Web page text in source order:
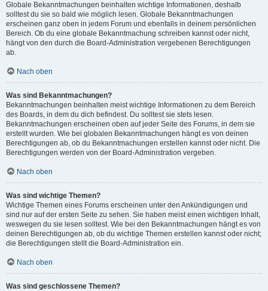
Globale Bekanntmachungen beinhalten wichtige Informationen, deshalb
solltest du sie so bald wie möglich lesen. Globale Bekanntmachungen
erscheinen ganz oben in jedem Forum und ebenfalls in deinem persönlichen
Bereich. Ob du eine globale Bekanntmachung schreiben kannst oder nicht,
hängt von den durch die Board-Administration vergebenen Berechtigungen
ab.
Nach oben
Was sind Bekanntmachungen?
Bekanntmachungen beinhalten meist wichtige Informationen zu dem Bereich
des Boards, in dem du dich befindest. Du solltest sie stets lesen.
Bekanntmachungen erscheinen oben auf jeder Seite des Forums, in dem sie
erstellt wurden. Wie bei globalen Bekanntmachungen hängt es von deinen
Berechtigungen ab, ob du Bekanntmachungen erstellen kannst oder nicht. Die
Berechtigungen werden von der Board-Administration vergeben.
Nach oben
Was sind wichtige Themen?
Wichtige Themen eines Forums erscheinen unter den Ankündigungen und
sind nur auf der ersten Seite zu sehen. Sie haben meist einen wichtigen Inhalt,
weswegen du sie lesen solltest. Wie bei den Bekanntmachungen hängt es von
deinen Berechtigungen ab, ob du wichtige Themen erstellen kannst oder nicht;
die Berechtigungen stellt die Board-Administration ein.
Nach oben
Was sind geschlossene Themen?